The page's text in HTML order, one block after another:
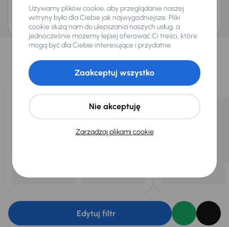
ani zagwarantowaną dostępnością pojazdu. AURES Holdings a.s., z siedzibą
Dopraváků 874/15, Čimice, 184 00 Praga 8, będzie przechowywać i przetwarzać
Twoje dane osobowe zgodnie z zasadami ochrony i przetwarzaniadanych
osobowych
Wybraliśmy dla Ciebie
Wybieramy dla Ciebienajlepsze pojazdyz naszej oferty. Kupimy
dla Ciebiedo 400 pojazdówkażdego dnia.
Edytuj filtr
Używamy plików cookie, aby przeglądanie naszej
witryny było dla Ciebie jak najwygodniejsze. Pliki
cookie służą nam do ulepszania naszych usług, a
jednocześnie możemy lepiej oferować Ci treści, które
mogą być dla Ciebie interesujące i przydatne.
Zarządzaj plikami cookie
Nie akceptuję
Zaakceptuj wszystko